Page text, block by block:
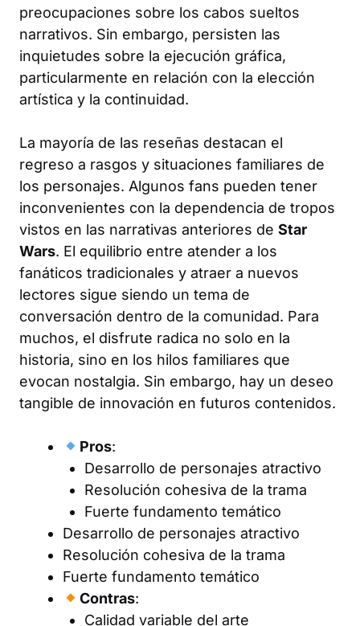
preocupaciones sobre los cabos sueltos
narrativos. Sin embargo, persisten las
inquietudes sobre la ejecución gráfica,
particularmente en relación con la elección
artística y la continuidad.
La mayoría de las reseñas destacan el
regreso a rasgos y situaciones familiares de
los personajes. Algunos fans pueden tener
inconvenientes con la dependencia de tropos
vistos en las narrativas anteriores de Star
Wars. El equilibrio entre atender a los
fanáticos tradicionales y atraer a nuevos
lectores sigue siendo un tema de
conversación dentro de la comunidad. Para
muchos, el disfrute radica no solo en la
historia, sino en los hilos familiares que
evocan nostalgia. Sin embargo, hay un deseo
tangible de innovación en futuros contenidos.
Pros:
Desarrollo de personajes atractivo
Resolución cohesiva de la trama
Fuerte fundamento temático
Desarrollo de personajes atractivo
Resolución cohesiva de la trama
Fuerte fundamento temático
Contras:
Calidad variable del arte